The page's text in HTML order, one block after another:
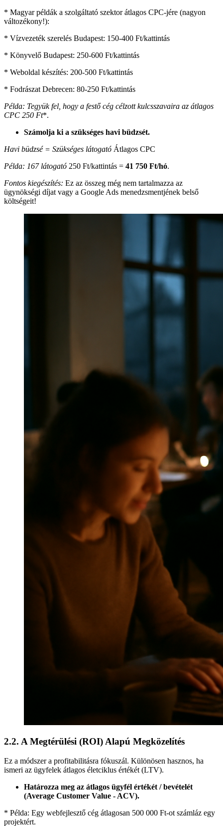
* Magyar példák a szolgáltató szektor átlagos CPC-jére (nagyon
változékony!):
* Vízvezeték szerelés Budapest: 150-400 Ft/kattintás
* Könyvelő Budapest: 250-600 Ft/kattintás
* Weboldal készítés: 200-500 Ft/kattintás
* Fodrászat Debrecen: 80-250 Ft/kattintás
Példa: Tegyük fel, hogy a festő cég célzott kulcsszavaira az átlagos
CPC 250 Ft*.
Számolja ki a szükséges havi büdzsét.
Havi büdzsé = Szükséges látogató Átlagos CPC
Példa: 167 látogató 250 Ft/kattintás = 41 750 Ft/hó.
Fontos kiegészítés: Ez az összeg még nem tartalmazza az
ügynökségi díjat vagy a Google Ads menedzsmentjének belső
költségeit!
2.2. A Megtérülési (ROI) Alapú Megközelítés
Ez a módszer a profitabilitásra fókuszál. Különösen hasznos, ha
ismeri az ügyfelek átlagos életciklus értékét (LTV).
Határozza meg az átlagos ügyfél értékét / bevételét
(Average Customer Value - ACV).
* Példa: Egy webfejlesztő cég átlagosan 500 000 Ft-ot számláz egy
projektért.